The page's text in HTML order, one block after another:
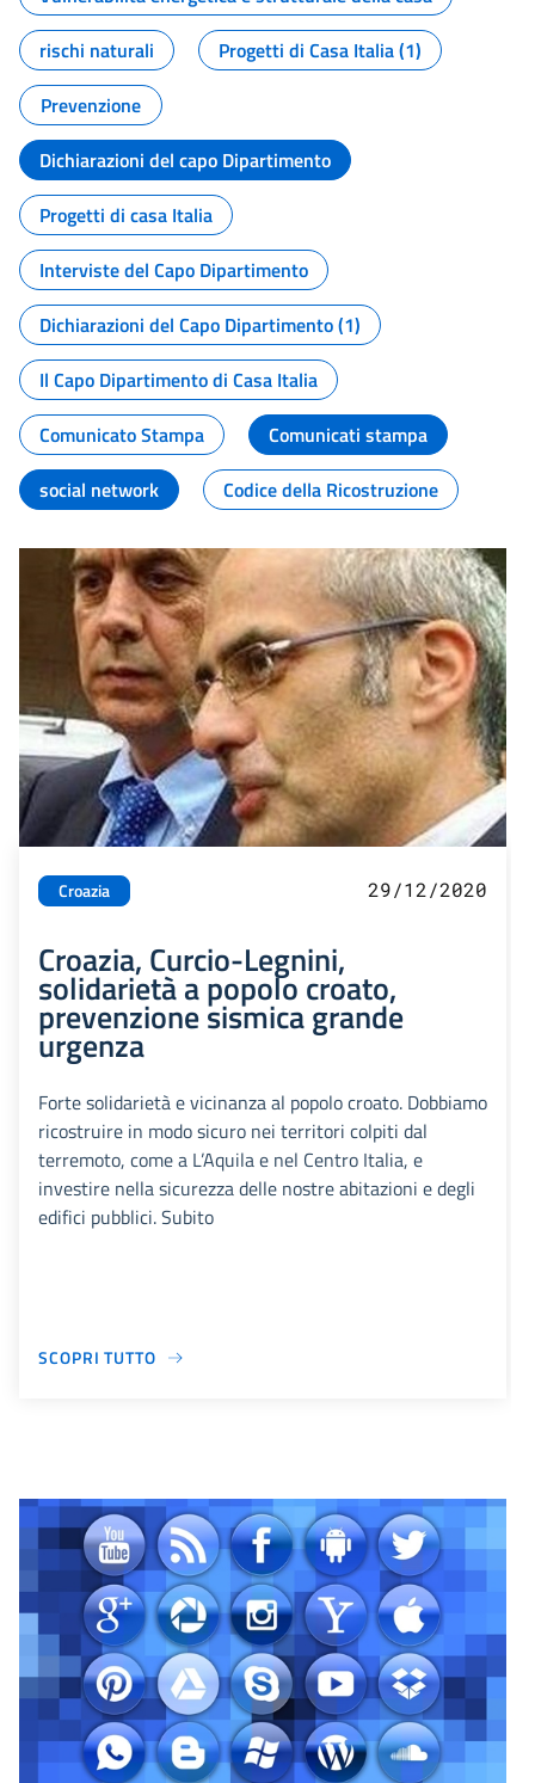
rischi naturali
Progetti di Casa Italia (1)
Prevenzione
Dichiarazioni del capo Dipartimento
Progetti di casa Italia
Interviste del Capo Dipartimento
Dichiarazioni del Capo Dipartimento (1)
Il Capo Dipartimento di Casa Italia
Comunicato Stampa
Comunicati stampa
social network
Codice della Ricostruzione
Croazia 29/12/2020
Croazia, Curcio-Legnini,
solidarietà a popolo croato,
prevenzione sismica grande
urgenza
Forte solidarietà e vicinanza al popolo croato. Dobbiamo
ricostruire in modo sicuro nei territori colpiti dal
terremoto, come a L’Aquila e nel Centro Italia, e
investire nella sicurezza delle nostre abitazioni e degli
edifici pubblici. Subito
SCOPRI TUTTO